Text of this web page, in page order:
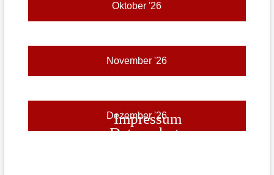
Oktober '26
November '26
Dezember '26
Impressum
Datenschutz